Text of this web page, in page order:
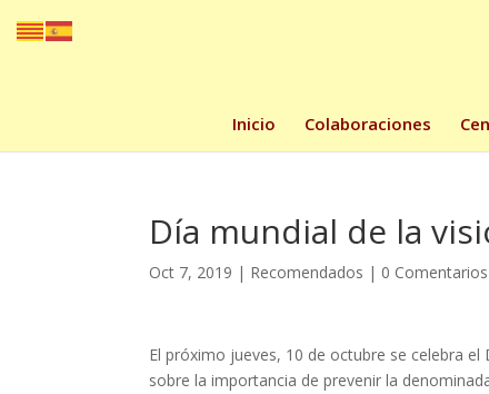
Inicio Colaboraciones
Día mundial de la
Oct 7, 2019 | Recomendados | 0 Comentarios
El próximo jueves, 10 de octubre se celebra
sobre la importancia de prevenir la